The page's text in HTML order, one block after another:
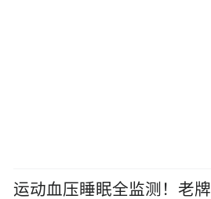
运动血压睡眠全监测！老牌